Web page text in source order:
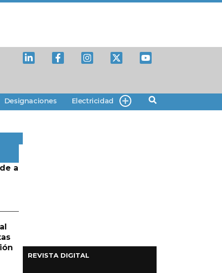
Designaciones Electricidad
a
REVISTA DIGITAL